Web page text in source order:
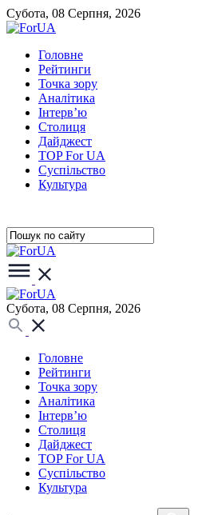
Субота, 08 Серпня, 2026
Головне
Рейтинги
Точка зору
Аналітика
Інтерв’ю
Столиця
Дайджест
TOP For UA
Суспiльство
Культура
Субота, 08 Серпня, 2026
Головне
Рейтинги
Точка зору
Аналітика
Інтерв’ю
Столиця
Дайджест
TOP For UA
Суспiльство
Культура